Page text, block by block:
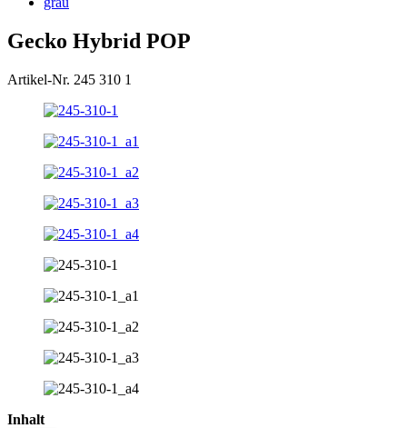
Gecko Hybrid POP
Artikel-Nr. 245 310 1
Inhalt